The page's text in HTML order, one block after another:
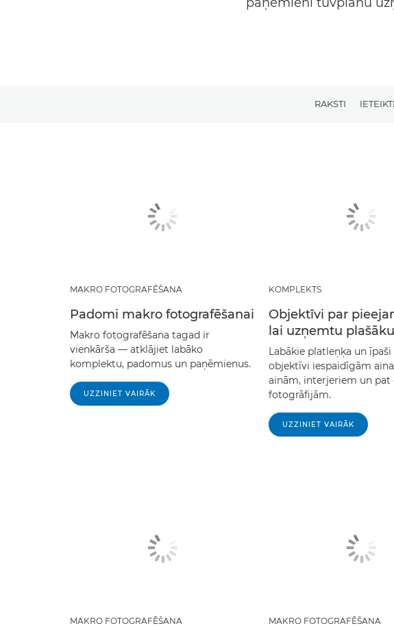
RAKSTI
MAKRO FOTOGRAFĒŠANA
Padomi makro fotografēšanai
Makro fotografēšana tagad ir
vienkārša — atklājiet labāko
komplektu, padomus un paņēmienus.
UZZINIET VAIRĀK
KOMPLEKTS
Objektīvi par
lai uzņemtu
Labākie platleņķa un
objektīvi iespaidīgām
ainām, interjeriem un pat
fotogrāfijām.
UZZINIET VAIRĀK
MAKRO FOTOGRAFĒŠANA MAKRO FOTOGRAFĒŠANA